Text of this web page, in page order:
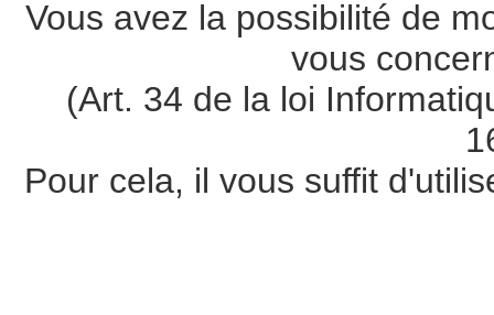
Vous avez la possibilité de
vous
(Art. 34 de la loi
Pour cela, il vous suffit